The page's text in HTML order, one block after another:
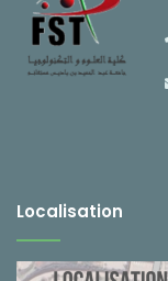
Localisation